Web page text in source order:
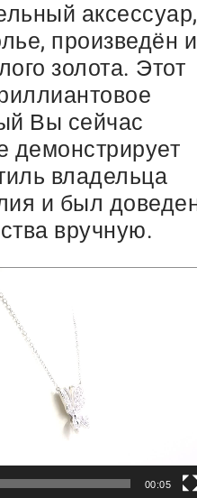
аксессуар,
произведён
золота. Этот
Вы сейчас
демонстрирует
владельца
и был
вручную.
00:05